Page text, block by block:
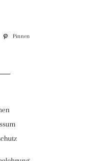
Pinnen